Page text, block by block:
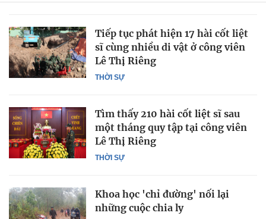
THỜI SỰ
Tiếp tục phát hiện 17 hài cốt liệt
sĩ cùng nhiều di vật ở công viên
Lê Thị Riêng
THỜI SỰ
Tìm thấy 210 hài cốt liệt sĩ sau
một tháng quy tập tại công viên
Lê Thị Riêng
Khoa học 'chỉ đường' nối lại
những cuộc chia ly